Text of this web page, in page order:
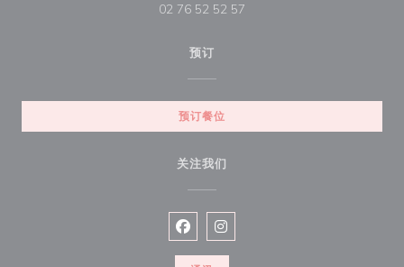
02 76 52 52 57
预订
预订餐位
关注我们
Facebook ((在新窗口中打开))
Instagram ((在新窗口中打开))